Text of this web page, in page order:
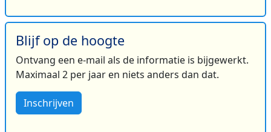
Blijf op de hoogte
Ontvang een e-mail als de informatie is bijgewerkt.
Maximaal 2 per jaar en niets anders dan dat.
Inschrijven